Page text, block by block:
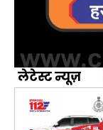
लेटेस्ट न्यूज़